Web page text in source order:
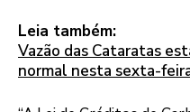
Leia também:
Vazão das Cataratas
normal nesta sexta-